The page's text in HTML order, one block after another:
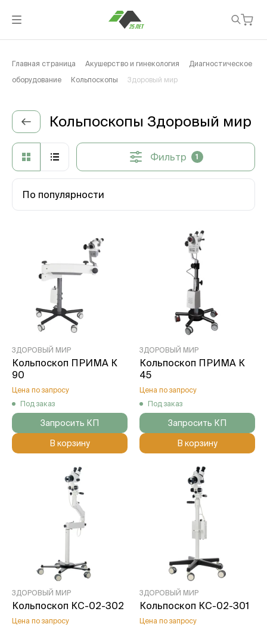
Главная страница Акушерство и гинекология Диагностическое
оборудование Кольпоскопы Здоровый мир
Кольпоскопы Здоровый мир
Фильтр 1
По популярности
ЗДОРОВЫЙ МИР
Кольпоскоп ПРИМА К
90
Цена по запросу
Под заказ
Запросить КП
В корзину
ЗДОРОВЫЙ МИР
Кольпоскоп ПРИМА К
45
Цена по запросу
Под заказ
Запросить КП
В корзину
ЗДОРОВЫЙ МИР
Кольпоскоп КС-02-302
Цена по запросу
ЗДОРОВЫЙ МИР
Кольпоскоп КС-02-301
Цена по запросу